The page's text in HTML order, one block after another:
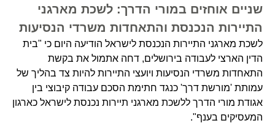
שניים אוחזים במורי הדרך: לשכת מארגני
התיירות הנכנסת והתאחדות משרדי הנסיעות
לשכת מארגני התיירות הנכנסת לישראל הודיעה היום כי "בית
הדין הארצי לעבודה בירושלים, דחה אתמול את בקשת
התאחדות משרדי הנסיעות ויועצי התיירות להיות צד בהליך של
עמותת 'מורשת דרך' כנגד חתימת הסכם עבודה קיבוצי בין
אגודת מורי הדרך ללשכת מארגני תיירות נכנסת לישראל כארגון
המעסיקים בענף".